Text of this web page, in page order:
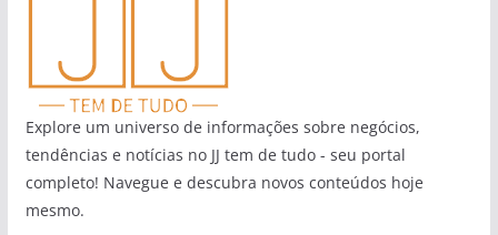
Explore um universo de informações sobre negócios,
tendências e notícias no JJ tem de tudo - seu portal
completo! Navegue e descubra novos conteúdos hoje
mesmo.